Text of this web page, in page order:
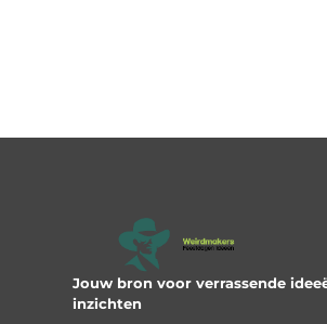
Jouw bron voor verrassende
inzichten